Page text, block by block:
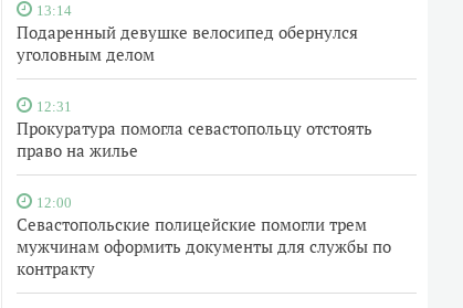
13:14
Подаренный девушке велосипед обернулся
уголовным делом
12:31
Прокуратура помогла севастопольцу отстоять
право на жилье
12:00
Севастопольские полицейские помогли трем
мужчинам оформить документы для службы по
контракту